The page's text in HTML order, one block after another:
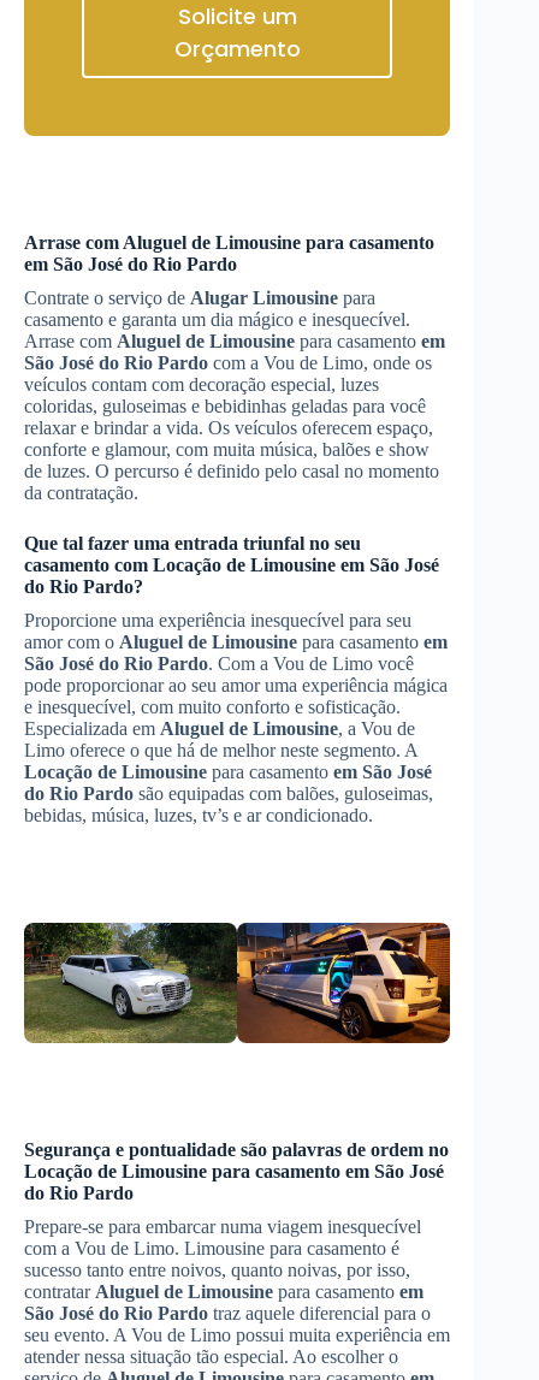
Solicite um
Orçamento
Arrase com Aluguel de Limousine para casamento
em São José do Rio Pardo
Contrate o serviço de Alugar Limousine para
casamento e garanta um dia mágico e inesquecível.
Arrase com Aluguel de Limousine para casamento em
São José do Rio Pardo com a Vou de Limo, onde os
veículos contam com decoração especial, luzes
coloridas, guloseimas e bebidinhas geladas para você
relaxar e brindar a vida. Os veículos oferecem espaço,
conforte e glamour, com muita música, balões e show
de luzes. O percurso é definido pelo casal no momento
da contratação.
Que tal fazer uma entrada triunfal no seu
casamento com Locação de Limousine em São José
do Rio Pardo?
Proporcione uma experiência inesquecível para seu
amor com o Aluguel de Limousine para casamento em
São José do Rio Pardo. Com a Vou de Limo você
pode proporcionar ao seu amor uma experiência mágica
e inesquecível, com muito conforto e sofisticação.
Especializada em Aluguel de Limousine, a Vou de
Limo oferece o que há de melhor neste segmento. A
Locação de Limousine para casamento em São José
do Rio Pardo são equipadas com balões, guloseimas,
bebidas, música, luzes, tv’s e ar condicionado.
Segurança e pontualidade são palavras de ordem no
Locação de Limousine para casamento em São José
do Rio Pardo
Prepare-se para embarcar numa viagem inesquecível
com a Vou de Limo. Limousine para casamento é
sucesso tanto entre noivos, quanto noivas, por isso,
contratar Aluguel de Limousine para casamento em
São José do Rio Pardo traz aquele diferencial para o
seu evento. A Vou de Limo possui muita experiência em
atender nessa situação tão especial. Ao escolher o